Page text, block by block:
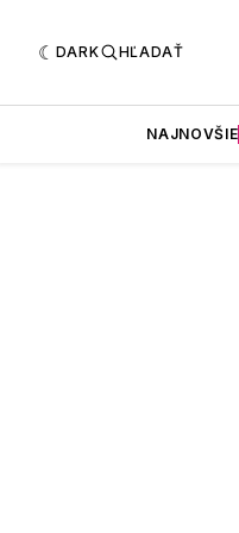
DARK HĽADAŤ
NAJNOVŠIE